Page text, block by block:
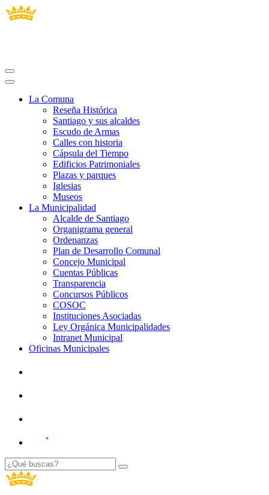
La Comuna
Reseña Histórica
Santiago y sus alcaldes
Escudo de Armas
Calles con historia
Cápsula del Tiempo
Edificios Patrimoniales
Plazas y parques
Iglesias
Museos
La Municipalidad
Alcalde de Santiago
Organigrama general
Ordenanzas
Plan de Desarrollo Comunal
Concejo Municipal
Cuentas Públicas
Transparencia
Concursos Públicos
COSOC
Instituciones Asociadas
Ley Orgánica Municipalidades
Intranet Municipal
Oficinas Municipales